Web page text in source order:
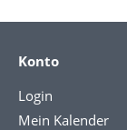
Konto
Login
Mein Kalender